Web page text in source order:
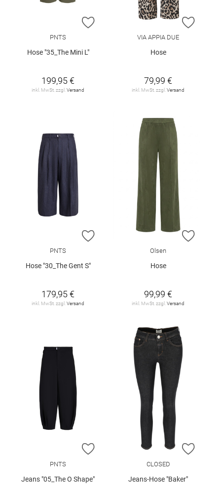
ZUR WUNSCHLISTE HINZUFÜGEN
PNTS
Hose "35_The Mini L"
199,95 €
inkl. MwSt. zzgl. Versand
ZUR
VIA APPIA DUE
Hose
79,99 €
inkl. MwSt. zzgl. Versand
ZUR WUNSCHLISTE HINZUFÜGEN
PNTS
Hose "30_The Gent S"
179,95 €
inkl. MwSt. zzgl. Versand
ZUR
Olsen
Hose
99,99 €
inkl. MwSt. zzgl. Versand
ZUR WUNSCHLISTE HINZUFÜGEN
PNTS
Jeans "05_The O Shape"
ZUR
CLOSED
Jeans-Hose "Baker"